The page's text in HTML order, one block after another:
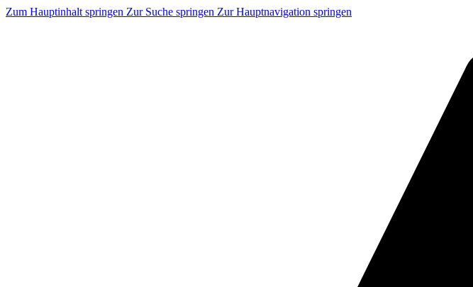
Zum Hauptinhalt springen Zur Suche springen Zur Hauptnavigation springen